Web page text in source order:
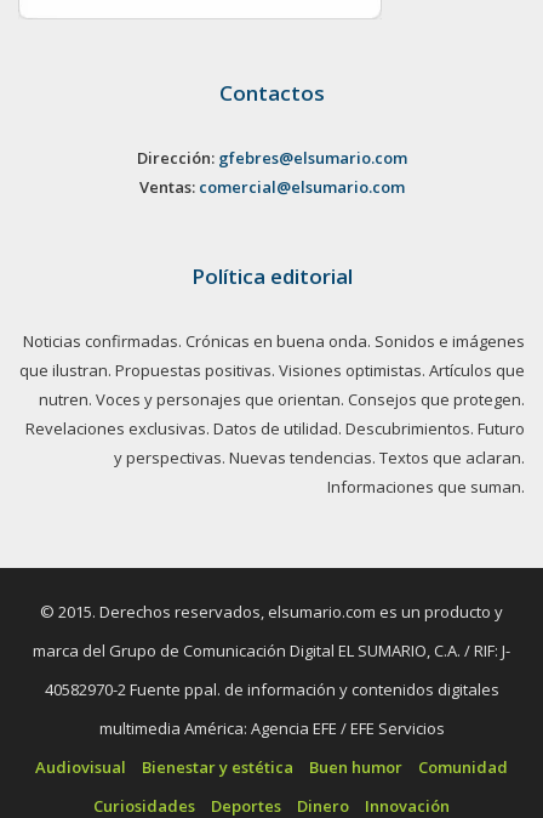
Contactos
Dirección: gfebres@elsumario.com
Ventas: comercial@elsumario.com
Política editorial
Noticias confirmadas. Crónicas en buena onda. Sonidos e imágenes
que ilustran. Propuestas positivas. Visiones optimistas. Artículos que
nutren. Voces y personajes que orientan. Consejos que protegen.
Revelaciones exclusivas. Datos de utilidad. Descubrimientos. Futuro
y perspectivas. Nuevas tendencias. Textos que aclaran.
Informaciones que suman.
© 2015. Derechos reservados, elsumario.com es un producto y
marca del Grupo de Comunicación Digital EL SUMARIO, C.A. / RIF: J-
40582970-2 Fuente ppal. de información y contenidos digitales
multimedia América: Agencia EFE / EFE Servicios
Audiovisual
Bienestar y estética Buen humor
Comunidad
Curiosidades
Deportes Dinero Innovación